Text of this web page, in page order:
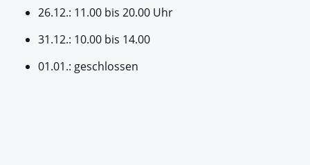
26.12.: 11.00 bis 20.00 Uhr
31.12.: 10.00 bis 14.00
01.01.: geschlossen